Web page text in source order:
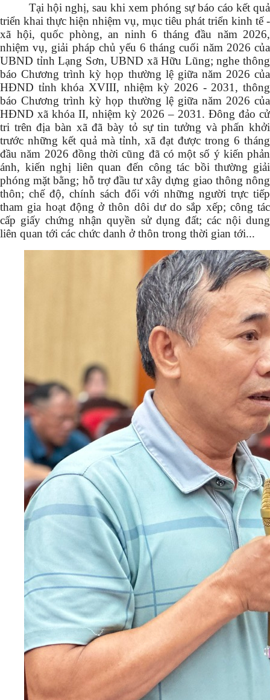
Tại hội nghị, sau khi xem phóng sự báo cáo kết quả
triển khai thực hiện nhiệm vụ, mục tiêu phát triển kinh tế -
xã hội, quốc phòng, an ninh 6 tháng đầu năm 2026,
nhiệm vụ, giải pháp chủ yếu 6 tháng cuối năm 2026 của
UBND tỉnh Lạng Sơn, UBND xã Hữu Lũng; nghe thông
báo Chương trình kỳ họp thường lệ giữa năm 2026 của
HĐND tỉnh khóa XVIII, nhiệm kỳ 2026 - 2031, thông
báo Chương trình kỳ họp thường lệ giữa năm 2026 của
HĐND xã khóa II, nhiệm kỳ 2026 – 2031. Đông đảo cử
tri trên địa bàn xã đã bày tỏ sự tin tưởng và phấn khởi
trước những kết quả mà tỉnh, xã đạt được trong 6 tháng
đầu năm 2026 đồng thời cũng đã có một số ý kiến phản
ánh, kiến nghị liên quan đến công tác bồi thường giải
phóng mặt bằng; hỗ trợ đầu tư xây dựng giao thông nông
thôn; chế độ, chính sách đối với những người trực tiếp
tham gia hoạt động ở thôn dôi dư do sắp xếp; công tác
cấp giấy chứng nhận quyền sử dụng đất; các nội dung
liên quan tới các chức danh ở thôn trong thời gian tới...